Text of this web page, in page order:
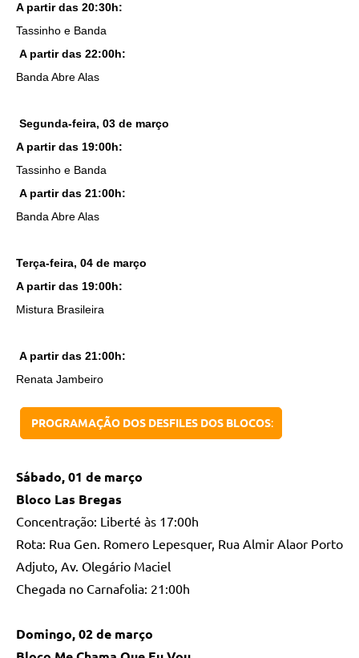
A partir das 20:30h:
Tassinho e Banda
A partir das 22:00h:
Banda Abre Alas
Segunda-feira, 03 de março
A partir das 19:00h:
Tassinho e Banda
A partir das 21:00h:
Banda Abre Alas
Terça-feira, 04 de março
A partir das 19:00h:
Mistura Brasileira
A partir das 21:00h:
Renata Jambeiro
PROGRAMAÇÃO DOS DESFILES DOS BLOCOS:
Sábado, 01 de março
Bloco Las Bregas
Concentração: Liberté às 17:00h
Rota: Rua Gen. Romero Lepesquer, Rua Almir Alaor Porto
Adjuto, Av. Olegário Maciel
Chegada no Carnafolia: 21:00h
Domingo, 02 de março